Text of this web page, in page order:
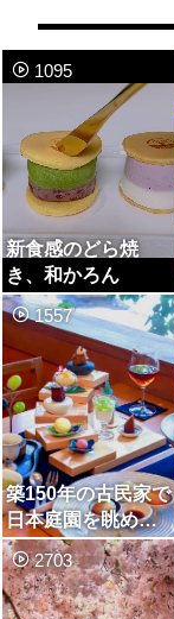
1095
新食感のどら焼
き、和かろん
1557
築150年の古民家で
日本庭園を眺めな
がらいただく和の
アフタヌーンティ
ー🍵🌸
2703